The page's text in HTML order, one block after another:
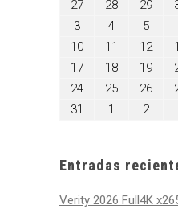
27julio
28julio
29julio
3agosto
3,
2026
4agosto
4,
2026
5
5,
2026
10agosto
10,
11
agosto
2026
12
2026
17agosto
2026
18agosto
18,
2026
19
2026
24agosto
25agosto
26
31
agosto
1
septiembre
2
Entradas
Verity 2026 Full4K